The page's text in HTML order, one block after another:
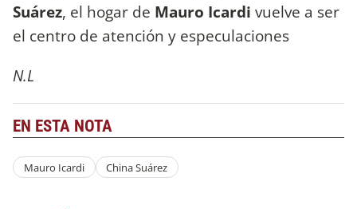
Suárez, el hogar de Mauro Icardi vuelve a ser
el centro de atención y especulaciones
N.L
EN ESTA NOTA
Mauro Icardi China Suárez